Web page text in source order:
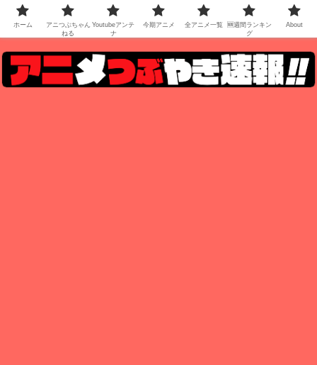
ホーム
アニつぶちゃん
ねる
Youtubeアンテ
ナ
今期アニメ 全アニメ一覧
🆕週間ランキン
グ
About